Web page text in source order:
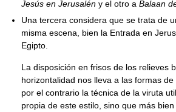
Jesús en Jerusalén y el otro a Balaan
Una tercera considera que se trata de
misma escena, bien la Entrada en
Egipto.
La disposición en frisos de los relieves
horizontalidad nos lleva a las formas
por el contrario la técnica de la viruta
propia de este estilo, sino que más